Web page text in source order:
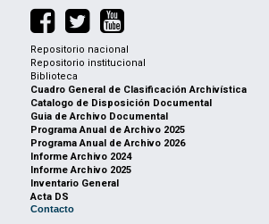
Repositorio nacional
Repositorio institucional
Biblioteca
Cuadro General de Clasificación Archivística
Catalogo de Disposición Documental
Guia de Archivo Documental
Programa Anual de Archivo 2025
Programa Anual de Archivo 2026
Informe Archivo 2024
Informe Archivo 2025
Inventario General
Acta DS
Contacto